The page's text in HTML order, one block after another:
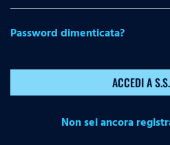
Password dimenticata?
ACCEDI A
Non sei ancora